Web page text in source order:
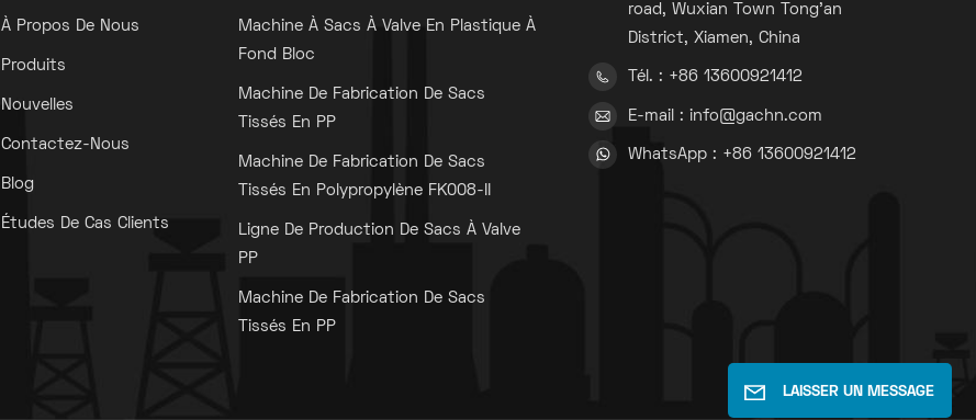
À Propos De Nous
Produits
Nouvelles
Contactez-Nous
Blog
Études De Cas Clients
Machine À Sacs À Valve En Plastique À
Fond Bloc
Machine De Fabrication De Sacs
Tissés En PP
Machine De Fabrication De Sacs
Tissés En Polypropylène FK008-II
Ligne De Production De Sacs À Valve
PP
Machine De Fabrication De Sacs
Tissés En PP
road, Wuxian Town Tong'an
District, Xiamen, China
Tél. : +86 13600921412
E-mail : info@gachn.com
WhatsApp : +86 13600921412
LAISSER UN MESSAGE